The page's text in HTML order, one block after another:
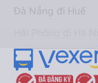
Đà Nẵng đi Huế